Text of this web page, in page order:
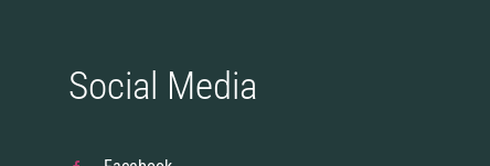
Social Media